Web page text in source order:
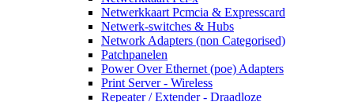
Netwerkkaart Pcmcia & Expresscard
Netwerk-switches & Hubs
Network Adapters (non Categorised)
Patchpanelen
Power Over Ethernet (poe) Adapters
Print Server - Wireless
Repeater / Extender - Draadloze